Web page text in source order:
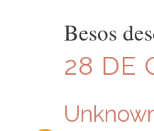
Besos
28 DE